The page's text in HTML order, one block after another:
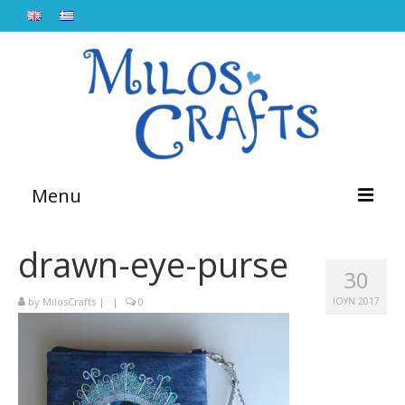
Menu
Πληροφορίες
Lebetina
Blog
30
ΙΟΎΝ 2017
drawn-eye-purse
by MilosCrafts | | 0